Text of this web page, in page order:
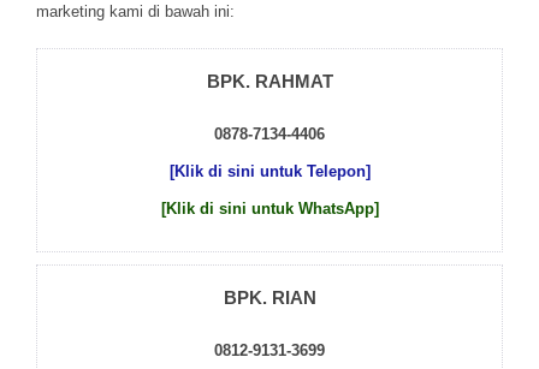
mаrkеtіng kаmі dі bаwаh іnі:
BPK. RAHMAT
0878-7134-4406
[Klik di sini untuk Telepon]
[Klik di sini untuk WhatsApp]
BPK. RIAN
0812-9131-3699